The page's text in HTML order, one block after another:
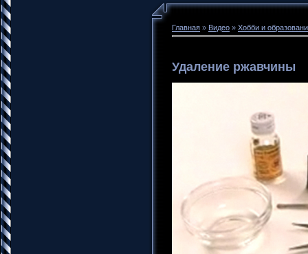
Главная » Видео » Хобби и
Удаление ржавчины